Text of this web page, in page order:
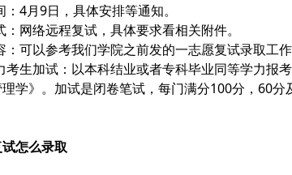
4月9日，具体安排等通知。
网络远程复试，具体要求看相关附件。
可以参考我们学院之前发的一志愿复试录取工作
生加试：以本科结业或者专科毕业同等学力报
学》。加试是闭卷笔试，每门满分100分，60
怎么录取